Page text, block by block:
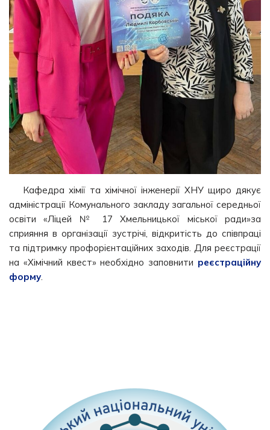
Кафедра хімії та хімічної інженерії ХНУ щиро дякує
адміністрації Комунального закладу загальної середньої
освіти «Ліцей № 17 Хмельницької міської ради»за
сприяння в організації зустрічі, відкритість до співпраці
та підтримку профорієнтаційних заходів. Для реєстрації
на «Хімічний квест» необхідно заповнити реєстраційну
форму.